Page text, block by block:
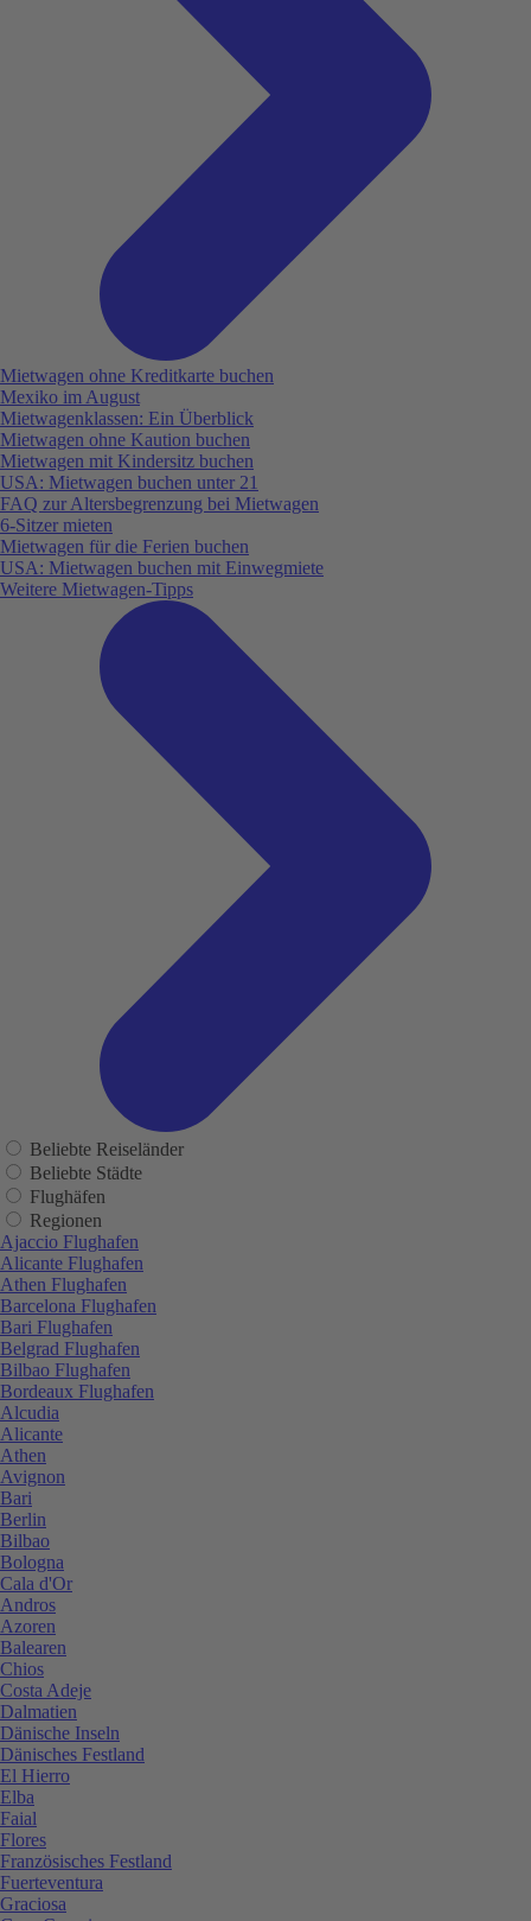
Mietwagen ohne Kreditkarte buchen
Mexiko im August
Mietwagenklassen: Ein Überblick
Mietwagen ohne Kaution buchen
Mietwagen mit Kindersitz buchen
USA: Mietwagen buchen unter 21
FAQ zur Altersbegrenzung bei Mietwagen
6-Sitzer mieten
Mietwagen für die Ferien buchen
USA: Mietwagen buchen mit Einwegmiete
Weitere Mietwagen-Tipps
Beliebte Reiseländer
Beliebte Städte
Flughäfen
Regionen
Ajaccio Flughafen
Alicante Flughafen
Athen Flughafen
Barcelona Flughafen
Bari Flughafen
Belgrad Flughafen
Bilbao Flughafen
Bordeaux Flughafen
Alcudia
Alicante
Athen
Avignon
Bari
Berlin
Bilbao
Bologna
Cala d'Or
Andros
Azoren
Balearen
Chios
Costa Adeje
Dalmatien
Dänische Inseln
Dänisches Festland
El Hierro
Elba
Faial
Flores
Französisches Festland
Fuerteventura
Graciosa